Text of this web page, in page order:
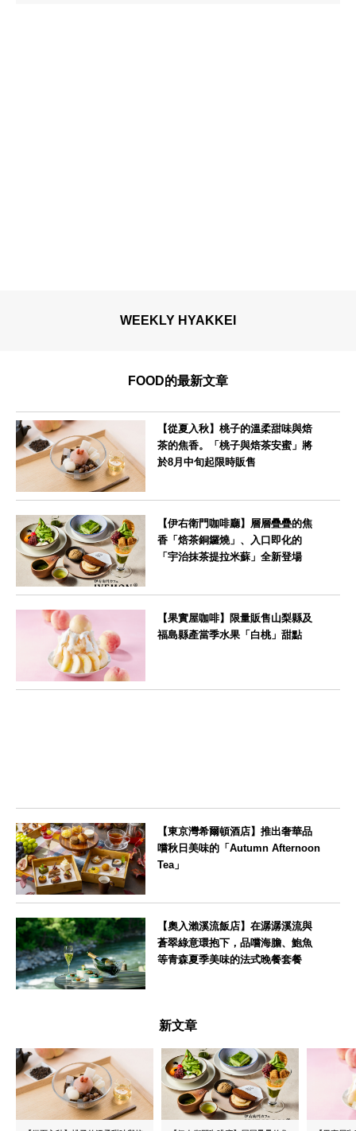
WEEKLY HYAKKEI
FOOD的最新文章
【從夏入秋】桃子的溫柔甜味與焙
茶的焦香。「桃子與焙茶安蜜」將
於8月中旬起限時販售
【伊右衛門咖啡廳】層層疊疊的焦
香「焙茶銅鑼燒」、入口即化的
「宇治抹茶提拉米蘇」全新登場
【果實屋咖啡】限量販售山梨縣及
福島縣產當季水果「白桃」甜點
【東京灣希爾頓酒店】推出奢華品
嚐秋日美味的「Autumn Afternoon
Tea」
【奧入瀨溪流飯店】在潺潺溪流與
蒼翠綠意環抱下，品嚐海膽、鮑魚
等青森夏季美味的法式晚餐套餐
新文章